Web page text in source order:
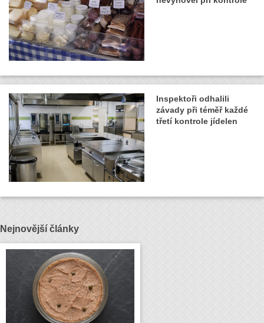
Inspektoři odhalili
závady při téměř každé
třetí kontrole jídelen
Nejnovější články